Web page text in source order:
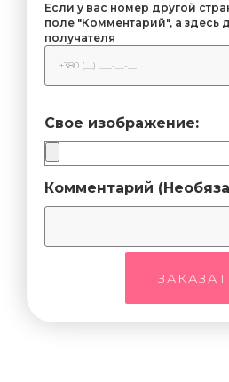
Если у вас номер другой
поле "Комментарий", а здесь
получателя
Свое изображение:
Комментарий